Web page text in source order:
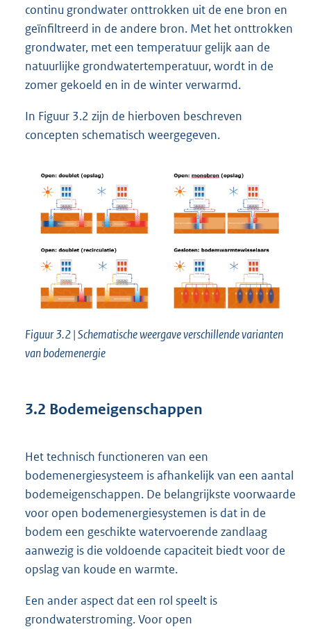
continu grondwater onttrokken uit de ene bron en
geïnfiltreerd in de andere bron. Met het onttrokken
grondwater, met een temperatuur gelijk aan de
natuurlijke grondwatertemperatuur, wordt in de
zomer gekoeld en in de winter verwarmd.
In Figuur 3.2 zijn de hierboven beschreven
concepten schematisch weergegeven.
Figuur 3.2 | Schematische weergave verschillende varianten
van bodemenergie
3.2 Bodemeigenschappen
Het technisch functioneren van een
bodemenergiesysteem is afhankelijk van een aantal
bodemeigenschappen. De belangrijkste voorwaarde
voor open bodemenergiesystemen is dat in de
bodem een geschikte watervoerende zandlaag
aanwezig is die voldoende capaciteit biedt voor de
opslag van koude en warmte.
Een ander aspect dat een rol speelt is
grondwaterstroming. Voor open